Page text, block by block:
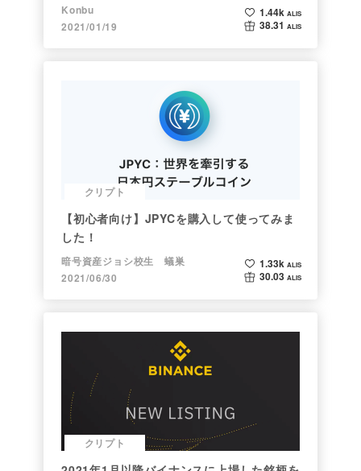
まで。注目される非証券性🐶
Konbu
2021/01/19
1.44k ALIS
38.31 ALIS
クリプト
【初心者向け】JPYCを購入して使ってみま
した！
暗号資産ジョシ校生 蟻巣
2021/06/30
1.33k ALIS
30.03 ALIS
クリプト